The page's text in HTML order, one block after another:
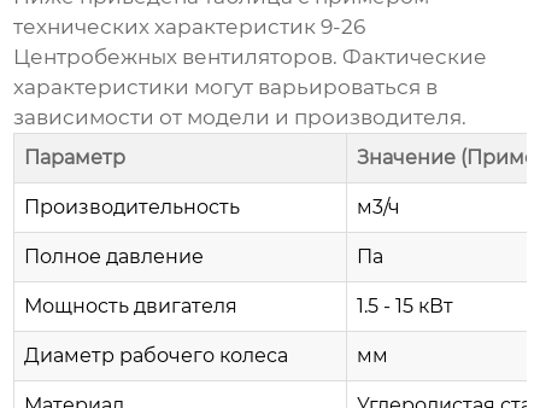
технических характеристик9-26
Центробежных вентиляторов. Фактические
характеристики могут варьироваться в
зависимости от модели и производителя.
Параметр Значение
Производительность м3/ч
Полное давление Па
Мощность двигателя 1.5 - 15 кВт
Диаметр рабочего колеса мм